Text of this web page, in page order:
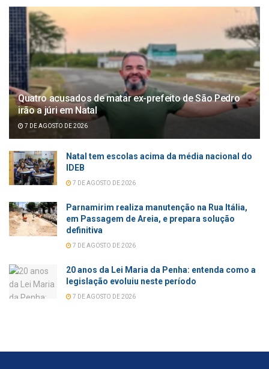
Quatro acusados de matar ex-prefeito de São Pedro
irão a júri em Natal
7 DE AGOSTO DE 2026
Natal tem escolas acima da média nacional do
IDEB
7 DE AGOSTO DE 2026
Parnamirim realiza manutenção na Rua Itália,
em Passagem de Areia, e prepara solução
definitiva
7 DE AGOSTO DE 2026
20 anos da Lei Maria da Penha: entenda como a
legislação evoluiu neste período
7 DE AGOSTO DE 2026